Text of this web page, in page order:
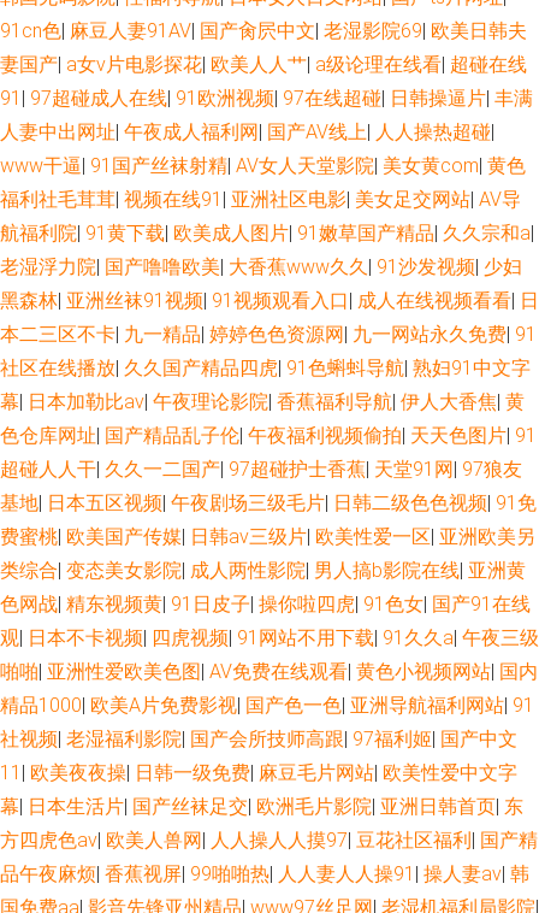
91cn色| 麻豆人妻91AV| 国产肏屄中文| 老湿影院69| 欧美日韩夫
妻国产| a女v片电影探花| 欧美人人艹| a级论理在线看| 超碰在线
91 | 97超碰成人在线| 91欧洲视频| 97在线超碰| 日韩操逼片| 丰满
人妻中出网址| 午夜成人福利网| 国产AV线上| 人人操热超碰|
www干逼| 91国产丝袜射精| AV女人天堂影院| 美女黄com| 黄色
福利社毛茸茸| 视频在线91 | 亚洲社区电影| 美女足交网站| AV导
航福利院| 91黄下载| 欧美成人图片| 91嫩草国产精品| 久久宗和a|
老湿浮力院| 国产噜噜欧美| 大香蕉www久久| 91沙发视频| 少妇
黑森林| 亚洲丝袜91视频| 91视频观看入口| 成人在线视频看看| 日
本二三区不卡| 九一精品| 婷婷色色资源网| 九一网站永久免费| 91
社区在线播放| 久久国产精品四虎| 91色蝌蚪导航| 熟妇91中文字
幕| 日本加勒比av| 午夜理论影院| 香蕉福利导航| 伊人大香焦| 黄
色仓库网址| 国产精品乱子伦| 午夜福利视频偷拍| 天天色图片| 91
超碰人人干| 久久一二国产| 97超碰护士香蕉| 天堂91网| 97狼友
基地| 日本五区视频| 午夜剧场三级毛片| 日韩二级色色视频| 91免
费蜜桃| 欧美国产传媒| 日韩av三级片| 欧美性爱一区| 亚洲欧美另
类综合| 变态美女影院| 成人两性影院| 男人搞b影院在线| 亚洲黄
色网战| 精东视频黄| 91日皮子| 操你啦四虎| 91色女| 国产91在线
观| 日本不卡视频| 四虎视频| 91网站不用下载| 91久久a| 午夜三级
啪啪| 亚洲性爱欧美色图| AV免费在线观看| 黄色小视频网站| 国内
精品1000| 欧美A片免费影视| 国产色一色| 亚洲导航福利网站| 91
社视频| 老湿福利影院| 国产会所技师高跟| 97福利姬| 国产中文
11 | 欧美夜夜操| 日韩一级免费| 麻豆毛片网站| 欧美性爱中文字
幕| 日本生活片| 国产丝袜足交| 欧洲毛片影院| 亚洲日韩首页| 东
方四虎色av| 欧美人兽网| 人人操人人摸97| 豆花社区福利| 国产精
品午夜麻烦| 香蕉视屏| 99啪啪热| 人人妻人人操91 | 操人妻av| 韩
国免费aa| 影音先锋亚州精品| www97丝足网| 老湿机福利局影院|